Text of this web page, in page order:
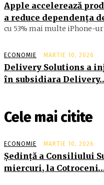
Apple accelerează
a reduce dependența
cu 53% mai multe iPhone-
ECONOMIE MARTIE 10, 2026
Delivery Solutions a
în subsidiara
Cele mai citite
ECONOMIE MARTIE 10, 2026
Şedinţă a Consiliului
miercuri, la